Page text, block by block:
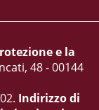
e la
48 - 00144
Indirizzo di